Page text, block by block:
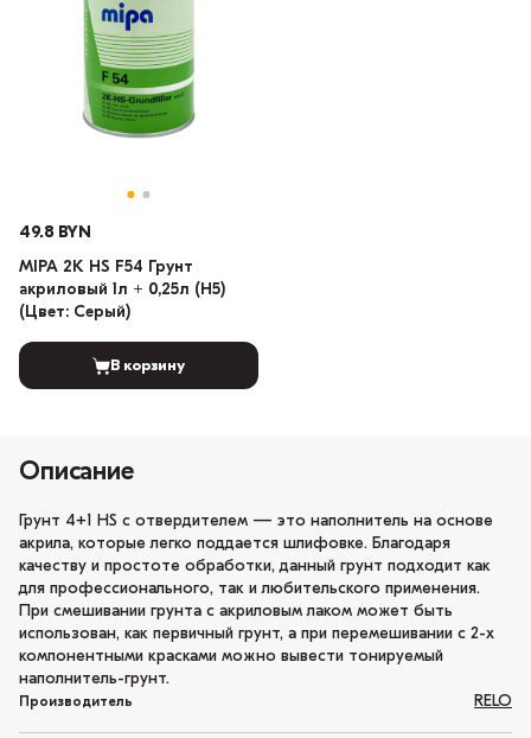
49.8 BYN
MIPA 2K HS F54 Грунт
акриловый 1л + 0,25л (H5)
(Цвет: Серый)
В корзину
Описание
Грунт 4+1 HS с отвердителем — это наполнитель на основе
акрила, которые легко поддается шлифовке. Благодаря
качеству и простоте обработки, данный грунт подходит как
для профессионального, так и любительского применения.
При смешивании грунта с акриловым лаком может быть
использован, как первичный грунт, а при перемешивании с 2-х
компонентными красками можно вывести тонируемый
наполнитель-грунт.
Производитель RELO